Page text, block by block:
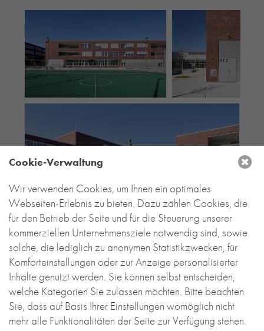
Cookie-Verwaltung
Wir verwenden Cookies, um Ihnen ein optimales
Webseiten-Erlebnis zu bieten. Dazu zählen Cookies, die
für den Betrieb der Seite und für die Steuerung unserer
kommerziellen Unternehmensziele notwendig sind, sowie
solche, die lediglich zu anonymen Statistikzwecken, für
Komforteinstellungen oder zur Anzeige personalisierter
Inhalte genutzt werden. Sie können selbst entscheiden,
welche Kategorien Sie zulassen möchten. Bitte beachten
Sie, dass auf Basis Ihrer Einstellungen womöglich nicht
mehr alle Funktionalitäten der Seite zur Verfügung stehen.